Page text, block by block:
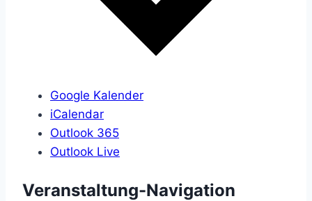
Google Kalender
iCalendar
Outlook 365
Outlook Live
Veranstaltung-Navigation